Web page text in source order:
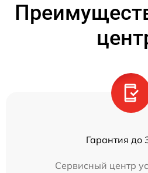
Гарантия до
Сервисный центр